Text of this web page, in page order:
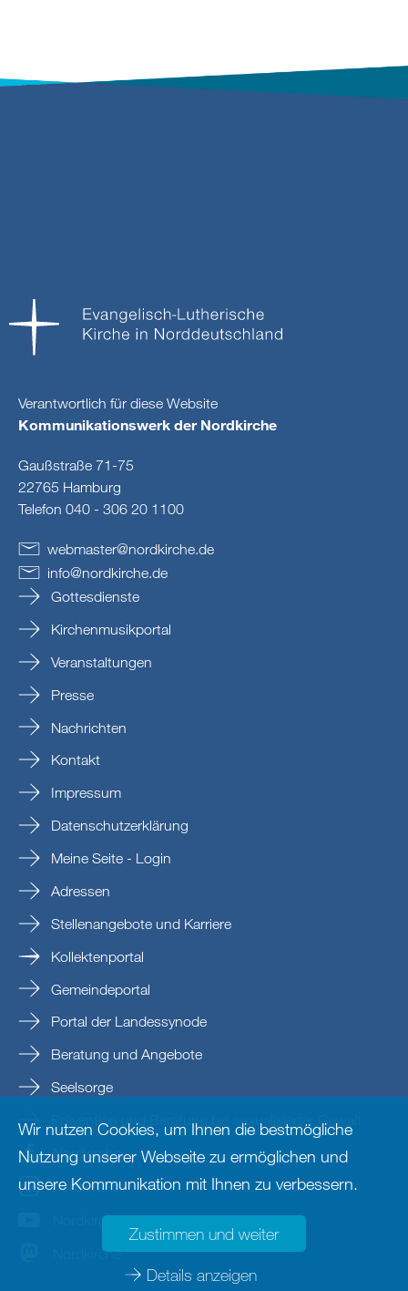
Verantwortlich für diese Website
Kommunikationswerk der Nordkirche
Gaußstraße 71-75
22765 Hamburg
Telefon 040 - 306 20 1100
webmaster@nordkirche.de
info@nordkirche.de
Gottesdienste
Kirchenmusikportal
Veranstaltungen
Presse
Nachrichten
Kontakt
Impressum
Datenschutzerklärung
Meine Seite - Login
Adressen
Stellenangebote und Karriere
Kollektenportal
Gemeindeportal
Portal der Landessynode
Beratung und Angebote
Seelsorge
Prävention und Beratung bei sexualisierter Gewalt
Nordkirche
nordkirche
Nordkirche
Nordkirche
Wir nutzen Cookies, um Ihnen die bestmögliche
Nutzung unserer Webseite zu ermöglichen und
unsere Kommunikation mit Ihnen zu verbessern.
Zustimmen und weiter
Details anzeigen